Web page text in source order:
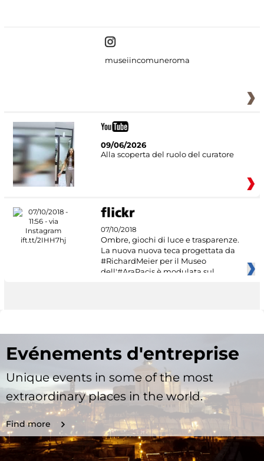
museiincomuneroma
09/06/2026
Alla scoperta del ruolo del curatore
07/10/2018
Ombre, giochi di luce e trasparenze.
La nuova nuova teca progettata da
#RichardMeier per il Museo
dell'#AraPacis è modulata sul
Evénements d'entreprise
Unique events in some of the most
extraordinary places in the world.
Find more